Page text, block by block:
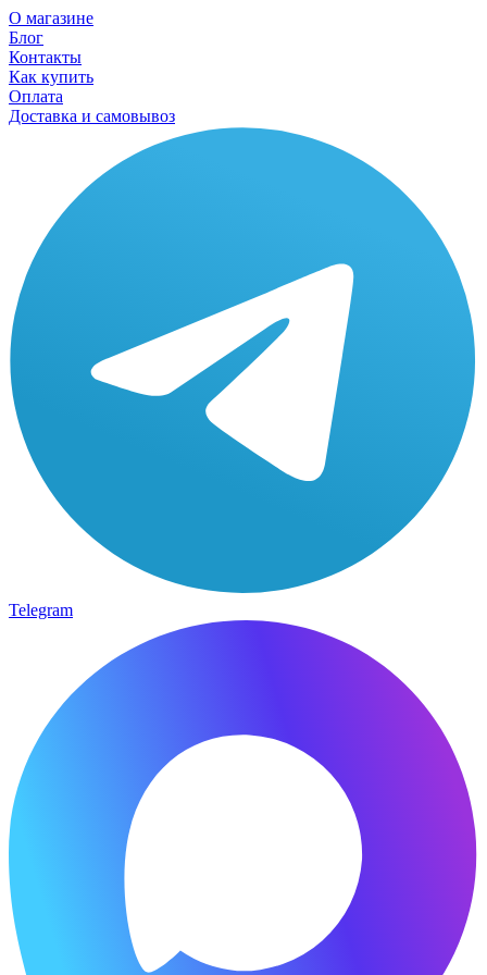
О магазине
Блог
Контакты
Как купить
Оплата
Доставка и самовывоз
Telegram